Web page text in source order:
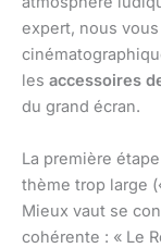
expert, nous
les accessoires
du grand écran.
La première
thème trop large
Mieux vaut se
cohérente : « Le